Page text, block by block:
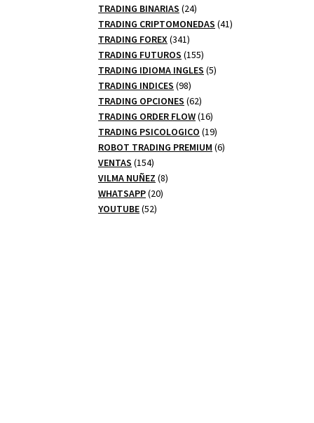
TRADING BINARIAS 2424
productos
TRADING CRIPTOMONEDAS 4141
TRADING FOREX 341341
productos
TRADING FUTUROS 155155
productos
TRADING IDIOMA INGLES 55
TRADING INDICES 9898
productos
TRADING OPCIONES 6262
productos
TRADING ORDER FLOW 1616
productos
TRADING PSICOLOGICO 1919
productos
ROBOT TRADING PREMIUM 66
VENTAS 154154
productos
VILMA NUÑEZ 88
WHATSAPP 2020
YOUTUBE 5252